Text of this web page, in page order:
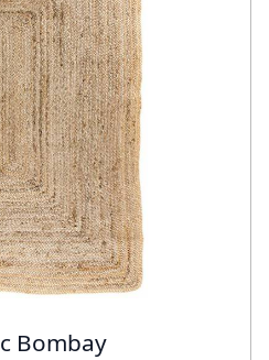
Bombay